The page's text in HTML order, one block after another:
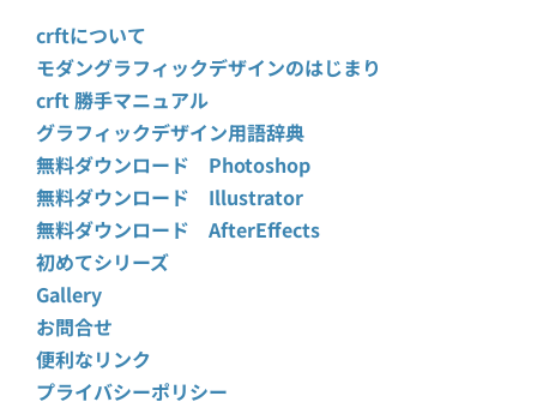
crftについて
モダングラフィックデザインのはじまり
crft 勝手マニュアル
グラフィックデザイン用語辞典
無料ダウンロード Photoshop
無料ダウンロード Illustrator
無料ダウンロード AfterEffects
初めてシリーズ
Gallery
お問合せ
便利なリンク
プライバシーポリシー